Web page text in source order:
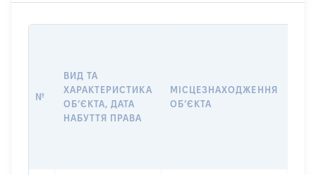
№
ВИД ТА
ХАРАКТЕРИСТИКА
ОБʼЄКТА, ДАТА
НАБУТТЯ ПРАВА
МІСЦЕЗНАХОДЖЕННЯ
ОБʼЄКТА